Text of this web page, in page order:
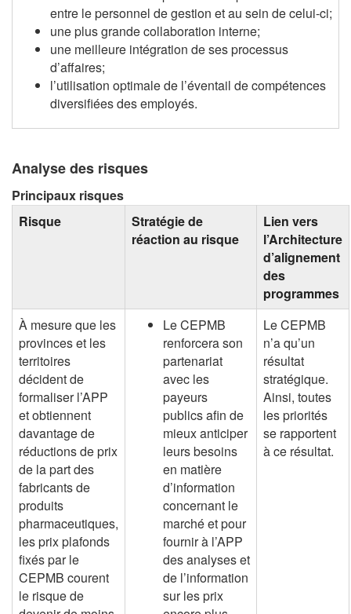
entre le personnel de gestion et au sein de celui-ci;
une plus grande collaboration interne;
une meilleure intégration de ses processus
d’affaires;
l’utilisation optimale de l’éventail de compétences
diversifiées des employés.
Analyse des risques
Principaux risques
Risque
Stratégie de
réaction au risque
Lien vers
l’Architecture
d’alignement
des
programmes
À mesure que les
provinces et les
territoires
décident de
formaliser l’APP
et obtiennent
davantage de
réductions de prix
de la part des
fabricants de
produits
pharmaceutiques,
les prix plafonds
fixés par le
CEPMB courent
le risque de
Le CEPMB
renforcera son
partenariat
avec les
payeurs
publics afin de
mieux anticiper
leurs besoins
en matière
d’information
concernant le
marché et pour
fournir à l’APP
des analyses et
de l’information
sur les prix
Le CEPMB
n’a qu’un
résultat
stratégique.
Ainsi, toutes
les priorités
se rapportent
à ce résultat.